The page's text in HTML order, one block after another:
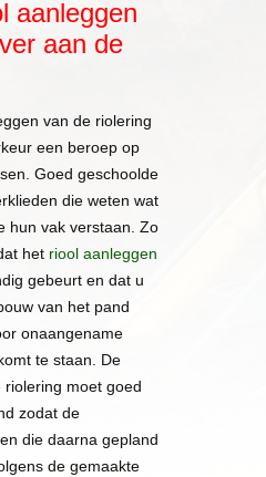
aanleggen
aan de
van de riolering
een beroep op
Goed geschoolde
die weten wat
hun vak verstaan. Zo
het riool aanleggen
gebeurt en dat u
van het pand
onaangename
te staan. De
riolering moet goed
zodat de
die daarna gepland
de gemaakte